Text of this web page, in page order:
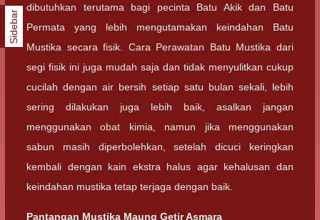
dibutuhkan terutama bagi pecinta Batu Akik dan Batu
Permata yang lebih mengutamakan keindahan Batu
Mustika secara fisik. Cara Perawatan Batu Mustika dari
segi fisik ini juga mudah saja dan tidak menyulitkan cukup
cucilah dengan air bersih setiap satu bulan sekali, lebih
sering dilakukan juga lebih baik, asalkan jangan
menggunakan obat kimia, namun jika menggunakan
sabun masih diperbolehkan, setelah dicuci keringkan
kembali dengan kain ekstra halus agar kehalusan dan
keindahan mustika tetap terjaga dengan baik.
Pantangan Mustika Maung Getir Asmara
Sidebar